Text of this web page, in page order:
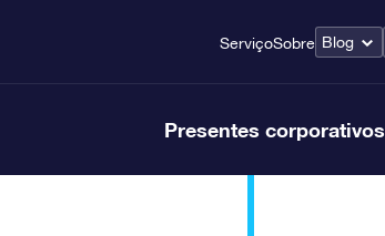
ServiçoSobre Blog
Presentes corporativos